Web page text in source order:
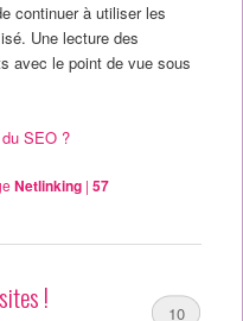
continuer à utiliser les
Une lecture des
avec le point de vue sous
SEO ?
Netlinking | 57
! 10